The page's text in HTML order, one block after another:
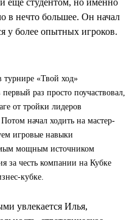
в нечто большее. Он начал
у более опытных игроков.
турнире «Твой ход»
раз просто поучаствовал,
от тройки лидеров
начал ходить на мастер-
игровые навыки
мощным источником
за честь компании на Кубке
кубке.
увлекается Илья,